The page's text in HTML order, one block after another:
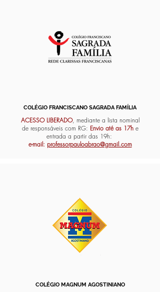
COLÉGIO FRANCISCANO SAGRADA FAMÍLIA
ACESSO LIBERADO, mediante a lista nominal
de responsáveis com RG: Envio até as 17he
entrada a partir das 19h:
e-mail: professorpauloabrao@gmail.com
COLÉGIO MAGNUM AGOSTINIANO